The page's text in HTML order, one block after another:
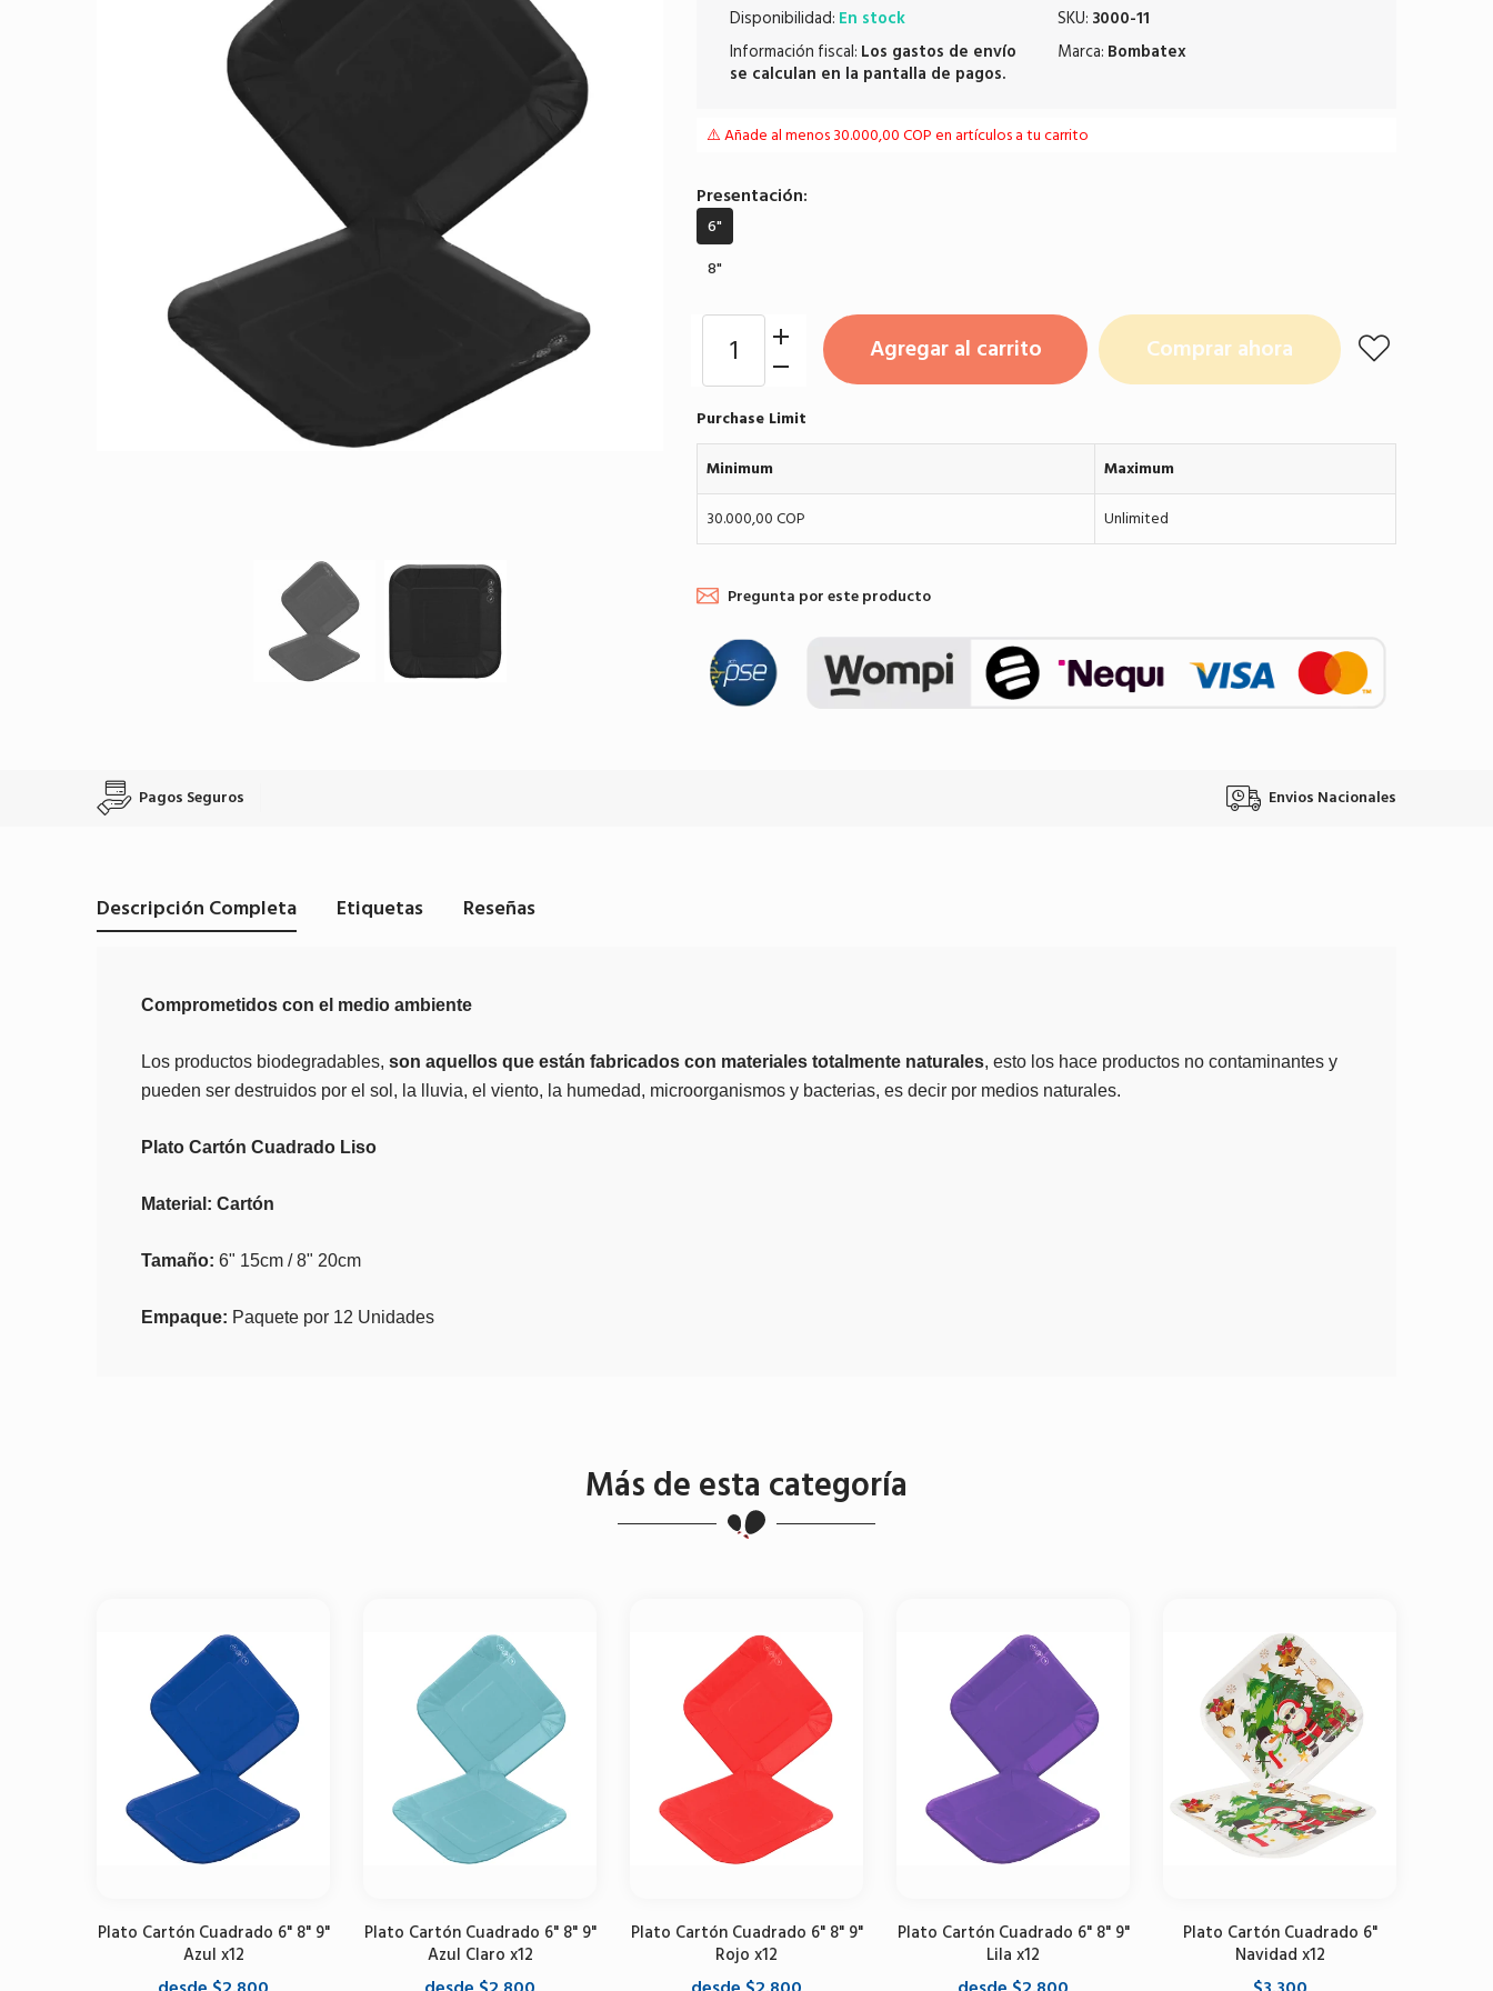
Disponibilidad: En stock
Información fiscal: Los gastos de envío
se calculan en la pantalla de pagos.
SKU: 3000-11
Marca: Bombatex
⚠️ Añade al menos 30.000,00 COP en artículos a tu carrito
Presentación:
6"
8"
Agregar al carrito Comprar ahora
Purchase Limit
Minimum
Maximum
30.000,00 COP
Unlimited
Pregunta por este producto
Pagos Seguros Envios Nacionales
Descripción Completa Etiquetas Reseñas
Comprometidos con el medio ambiente
Los productos biodegradables, son aquellos que están fabricados con materiales totalmente naturales, esto los hace productos no contaminantes y
pueden ser destruidos por el sol, la lluvia, el viento, la humedad, microorganismos y bacterias, es decir por medios naturales.
Plato Cartón Cuadrado Liso
Material: Cartón
Tamaño: 6" 15cm / 8" 20cm
Empaque: Paquete por 12 Unidades
Más de esta categoría
Plato Cartón Cuadrado 6" 8" 9"
Azul x12
Plato Cartón Cuadrado 6" 8" 9"
Azul Claro x12
Plato Cartón Cuadrado 6" 8" 9"
Rojo x12
Plato Cartón Cuadrado 6" 8" 9"
Lila x12
Plato Cartón Cuadrado 6"
Navidad x12